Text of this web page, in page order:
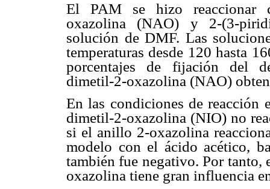
El PAM se hizo reaccionar
oxazolina (NAO) y 2-(3-
solución de DMF. Las
temperaturas desde 120 hasta
porcentajes de fijación del
dimetil-2-oxazolina (NAO)
En las condiciones de reacción
dimetil-2-oxazolina (NIO) no
si el anillo 2-oxazolina
modelo con el ácido acético,
también fue negativo. Por
oxazolina tiene gran influencia